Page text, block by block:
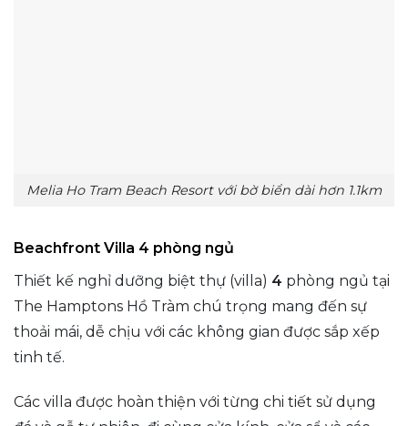
Melia Ho Tram Beach Resort với bờ biển dài hơn 1.1km
Beachfront Villa 4 phòng ngủ
Thiết kế nghỉ dưỡng biệt thự (villa) 4 phòng ngủ tại
The Hamptons Hồ Tràm chú trọng mang đến sự
thoải mái, dễ chịu với các không gian được sắp xếp
tinh tế.
Các villa được hoàn thiện với từng chi tiết sử dụng